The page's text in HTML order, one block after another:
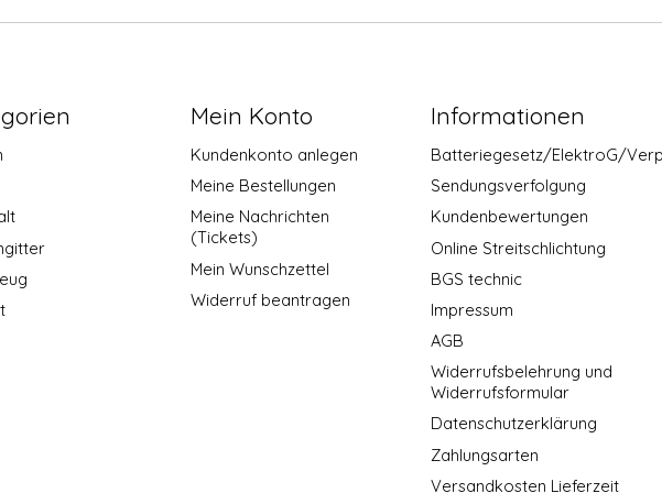
Mein Konto
Kundenkonto anlegen
Meine Bestellungen
Meine Nachrichten
(Tickets)
Mein Wunschzettel
Widerruf beantragen
Informationen
Batteriegesetz/ElektroG/
Sendungsverfolgung
Kundenbewertungen
Online Streitschlichtung
BGS technic
Impressum
AGB
Widerrufsbelehrung und
Widerrufsformular
Datenschutzerklärung
Zahlungsarten
Versandkosten Lieferzeit